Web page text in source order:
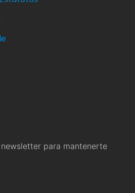
para mantenerte